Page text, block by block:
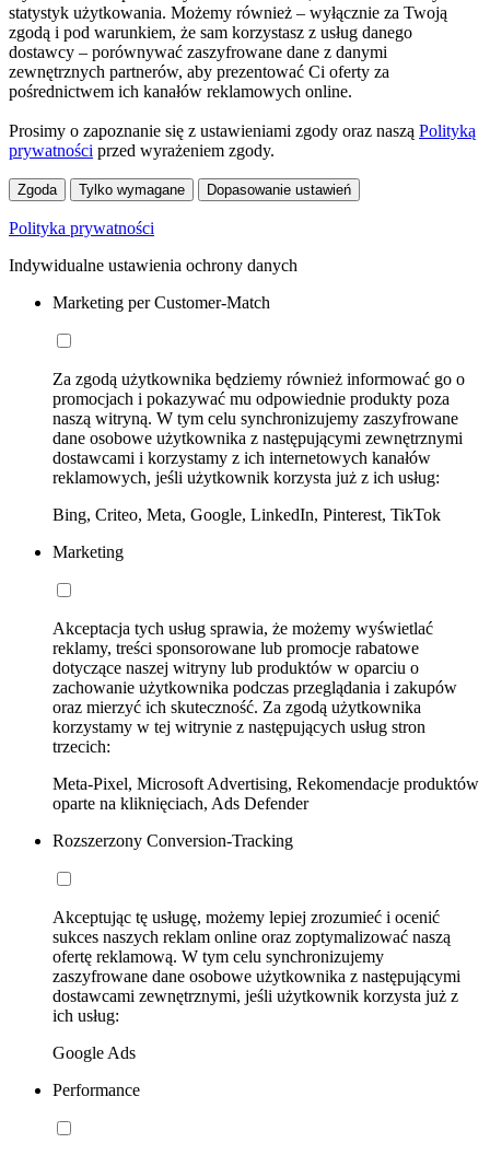
statystyk użytkowania. Możemy również – wyłącznie za Twoją
zgodą i pod warunkiem, że sam korzystasz z usług danego
dostawcy – porównywać zaszyfrowane dane z danymi
zewnętrznych partnerów, aby prezentować Ci oferty za
pośrednictwem ich kanałów reklamowych online.
Prosimy o zapoznanie się z ustawieniami zgody oraz naszą Polityką
prywatności przed wyrażeniem zgody.
Zgoda Tylko wymagane Dopasowanie ustawień
Polityka prywatności
Indywidualne ustawienia ochrony danych
Marketing per Customer-Match
Za zgodą użytkownika będziemy również informować go o
promocjach i pokazywać mu odpowiednie produkty poza
naszą witryną. W tym celu synchronizujemy zaszyfrowane
dane osobowe użytkownika z następującymi zewnętrznymi
dostawcami i korzystamy z ich internetowych kanałów
reklamowych, jeśli użytkownik korzysta już z ich usług:
Bing, Criteo, Meta, Google, LinkedIn, Pinterest, TikTok
Marketing
Akceptacja tych usług sprawia, że możemy wyświetlać
reklamy, treści sponsorowane lub promocje rabatowe
dotyczące naszej witryny lub produktów w oparciu o
zachowanie użytkownika podczas przeglądania i zakupów
oraz mierzyć ich skuteczność. Za zgodą użytkownika
korzystamy w tej witrynie z następujących usług stron
trzecich:
Meta-Pixel, Microsoft Advertising, Rekomendacje produktów
oparte na kliknięciach, Ads Defender
Rozszerzony Conversion-Tracking
Akceptując tę usługę, możemy lepiej zrozumieć i ocenić
sukces naszych reklam online oraz zoptymalizować naszą
ofertę reklamową. W tym celu synchronizujemy
zaszyfrowane dane osobowe użytkownika z następującymi
dostawcami zewnętrznymi, jeśli użytkownik korzysta już z
ich usług:
Google Ads
Performance